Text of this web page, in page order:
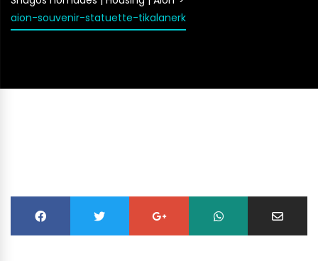
aion-souvenir-statuette-tikalanerk